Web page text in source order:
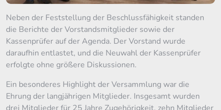
Neben der Feststellung der Beschlussfähigkeit standen
die Berichte der Vorstandsmitglieder sowie der
Kassenprüfer auf der Agenda. Der Vorstand wurde
daraufhin entlastet, und die Neuwahl der Kassenprüfer
erfolgte ohne größere Diskussionen.
Ein besonderes Highlight der Versammlung war die
Ehrung der langjährigen Mitglieder. Insgesamt wurden